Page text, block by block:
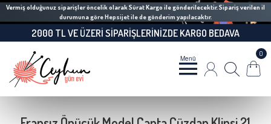
Vermiş olduğunuz siparişler öncelik olarak Sürat Kargo ile gönderilecektir. Sipariş verilen il
durumuna göre Hepsijet ile de gönderim yapılacaktır.
2000 TL VE ÜZERI SIPARIŞLERINIZDE KARGO BEDAVA
0